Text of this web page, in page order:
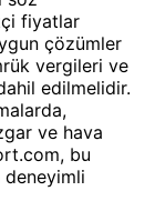
fiyatlar
çözümler
vergileri ve
edilmelidir.
ve hava
bu